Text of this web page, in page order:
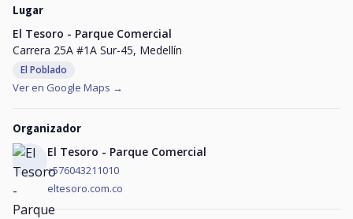
Lugar
El Tesoro - Parque Comercial
Carrera 25A #1A Sur-45, Medellín
El Poblado
Ver en Google Maps →
Organizador
El Tesoro - Parque Comercial
+576043211010
eltesoro.com.co